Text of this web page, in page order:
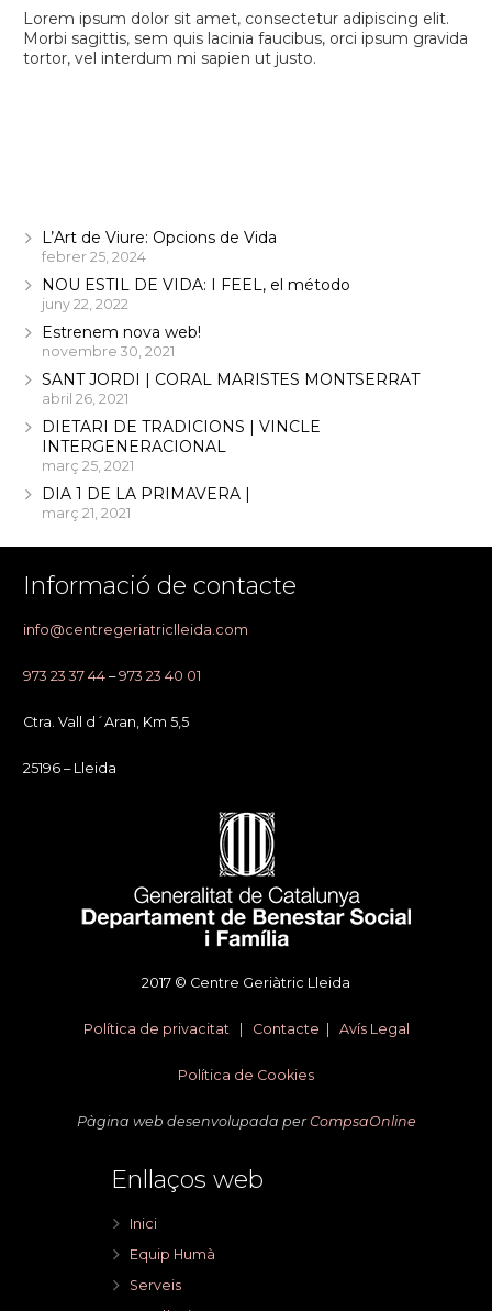
Lorem ipsum dolor sit amet, consectetur adipiscing elit.
Morbi sagittis, sem quis lacinia faucibus, orci ipsum gravida
tortor, vel interdum mi sapien ut justo.
L’Art de Viure: Opcions de Vida
febrer 25, 2024
NOU ESTIL DE VIDA: I FEEL, el método
juny 22, 2022
Estrenem nova web!
novembre 30, 2021
SANT JORDI | CORAL MARISTES MONTSERRAT
abril 26, 2021
DIETARI DE TRADICIONS | VINCLE
INTERGENERACIONAL
març 25, 2021
DIA 1 DE LA PRIMAVERA |
març 21, 2021
Informació de contacte
info@centregeriatriclleida.com
973 23 37 44 –973 23 40 01
Ctra. Vall d´Aran, Km 5,5
25196 – Lleida
2017 © Centre Geriàtric Lleida
Política de privacitat| Contacte Avís Legal
Política de Cookies
Pàgina web desenvolupada perCompsaOnline
Enllaços web
Inici
Equip Humà
Serveis